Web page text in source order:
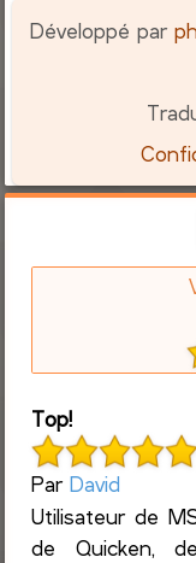
Développé par
Top!
ParDavid
Utilisateur de
de Quicken,